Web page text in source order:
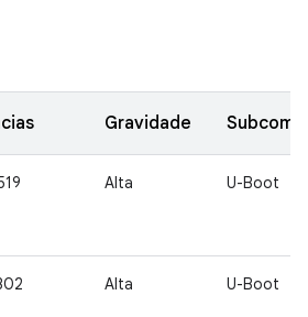
Gravidade
Alta U-Boot
Alta U-Boot